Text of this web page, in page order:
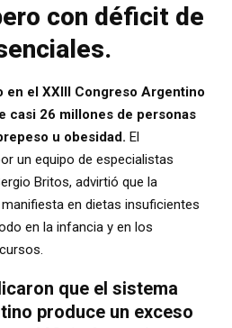
con déficit de
en el XXIII Congreso Argentino
casi 26 millones de personas
u obesidad. El
un equipo de especialistas
Britos, advirtió que la
en dietas insuficientes
en la infancia y en los
que el sistema
produce un exceso